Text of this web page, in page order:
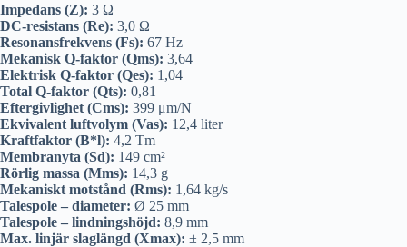
Impedans (Z): 3 Ω
DC-resistans (Re): 3,0 Ω
Resonansfrekvens (Fs): 67 Hz
Mekanisk Q-faktor (Qms): 3,64
Elektrisk Q-faktor (Qes): 1,04
Total Q-faktor (Qts): 0,81
Eftergivlighet (Cms): 399 μm/N
Ekvivalent luftvolym (Vas): 12,4 liter
Kraftfaktor (B*l): 4,2 Tm
Membranyta (Sd): 149 cm²
Rörlig massa (Mms): 14,3 g
Mekaniskt motstånd (Rms): 1,64 kg/s
Talespole – diameter: Ø 25 mm
Talespole – lindningshöjd: 8,9 mm
Max. linjär slaglängd (Xmax): ± 2,5 mm